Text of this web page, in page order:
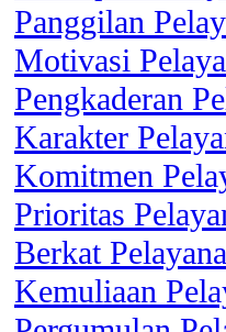
Panggilan
Motivasi
Pengkaderan
Karakter
Komitmen
Prioritas
Berkat
Kemuliaan